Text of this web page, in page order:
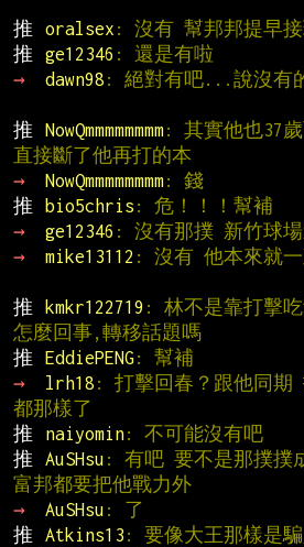
推
oralsex : 沒有 幫邦邦提早
推
ge12346 : 還是有啦
→
dawn98 : 絕對有吧...說沒有
推
NowQmmmmmmmm: 其實他也37
直接斷了他再打的本
→
NowQmmmmmmmm: 錢
推
bio5chris : 危！！！幫補
→
ge12346 : 沒有那撲 新竹球
→
mike13112 : 沒有 他本來就
推
kmkr122719 : 林不是靠打擊
怎麼回事,轉移話題嗎
推
EddiePENG: 幫補
→
lrh18 : 打擊回春？跟他同期
都那樣了
推
naiyomin: 不可能沒有吧
推
AuSHsu : 有吧 要不是那撲撲
富邦都要把他戰力外
→
AuSHsu : 了
推
Atkins13 : 要像大王那樣是